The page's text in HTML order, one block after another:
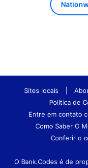
Sites locais
Política de
Entre em contato
Como Saber O
Conferir o
O Bank.Codes é de